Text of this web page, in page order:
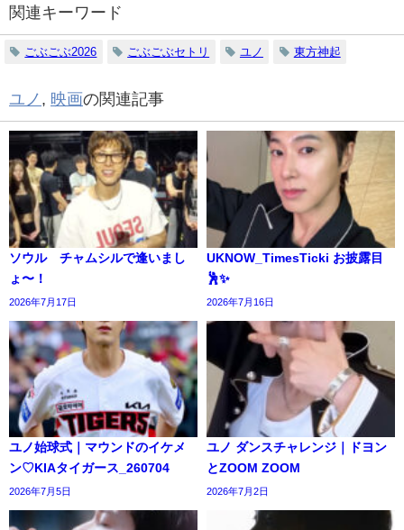
関連キーワード
ごぶごぶ2026 ごぶごぶセトリ ユノ 東方神起
ユノ , 映画の関連記事
ソウル チャムシルで逢いまし
ょ〜！
2026年7月17日
UKNOW_TimesTicki お披露目
🕺✨️
2026年7月16日
ユノ始球式｜マウンドのイケメ
ン♡KIAタイガース_260704
2026年7月5日
ユノ ダンスチャレンジ｜ドヨン
とZOOM ZOOM
2026年7月2日